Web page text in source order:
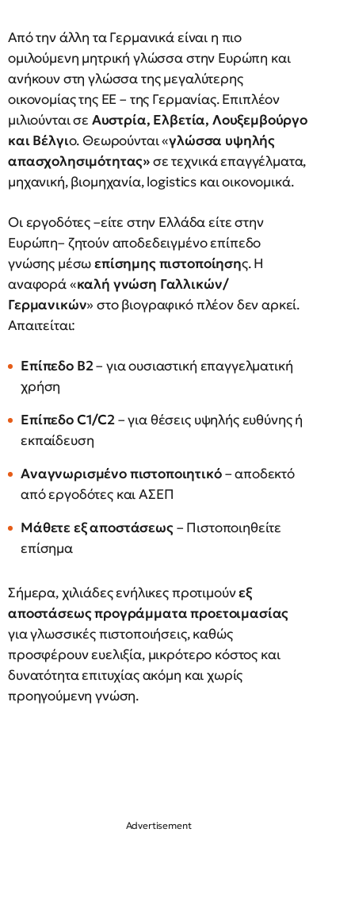
Από την άλλη τα Γερμανικά είναι η πιο
ομιλούμενη μητρική γλώσσα στην Ευρώπη και
ανήκουν στη γλώσσα της μεγαλύτερης
οικονομίας της ΕΕ – της Γερμανίας. Επιπλέον
μιλιούνται σε Αυστρία, Ελβετία, Λουξεμβούργο
και Βέλγιο. Θεωρούνται «γλώσσα υψηλής
απασχολησιμότητας»σε τεχνικά επαγγέλματα,
μηχανική, βιομηχανία, logistics και οικονομικά.
Οι εργοδότες –είτε στην Ελλάδα είτε στην
Ευρώπη– ζητούν αποδεδειγμένο επίπεδο
γνώσης μέσωεπίσημης πιστοποίησης. Η
αναφορά «καλή γνώση Γαλλικών/
Γερμανικών» στο βιογραφικό πλέον δεν αρκεί.
Απαιτείται:
Επίπεδο Β2– για ουσιαστική επαγγελματική
χρήση
Επίπεδο C1/C2– για θέσεις υψηλής ευθύνης ή
εκπαίδευση
Αναγνωρισμένο πιστοποιητικό– αποδεκτό
από εργοδότες και ΑΣΕΠ
Μάθετε εξ αποστάσεως– Πιστοποιηθείτε
επίσημα
Σήμερα, χιλιάδες ενήλικες προτιμούνεξ
αποστάσεως προγράμματα προετοιμασίας
για γλωσσικές πιστοποιήσεις, καθώς
προσφέρουν ευελιξία, μικρότερο κόστος και
δυνατότητα επιτυχίας ακόμη και χωρίς
προηγούμενη γνώση.